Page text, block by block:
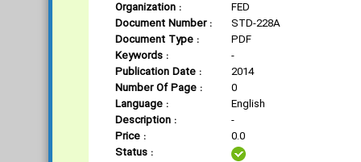
Organization :
FED
Document Number :
STD-228A
Document Type :
PDF
Keywords :
-
Publication Date :
2014
Number Of Page :
0
Language :
English
Description :
-
Price :
0.0
Status :